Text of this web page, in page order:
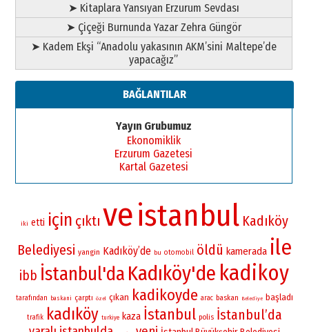
➤ Kitaplara Yansıyan Erzurum Sevdası
➤ Çiçeği Burnunda Yazar Zehra Güngör
➤ Kadem Ekşi “Anadolu yakasının AKM’sini Maltepe’de
yapacağız”
BAĞLANTILAR
Yayın Grubumuz
Ekonomiklik
Erzurum Gazetesi
Kartal Gazetesi
iki etti için çıktı veistanbul Kadıköy
Belediyesi yangin Kadıköy’de bu otomobil öldü kamerada ile
ibb İstanbul'da Kadıköy'de kadikoy
tarafından baskani çarptı özel çıkan kadikoyde arac baskan Belediye başladı
trafik kadıköy turkiye kaza İstanbul polis İstanbul’da